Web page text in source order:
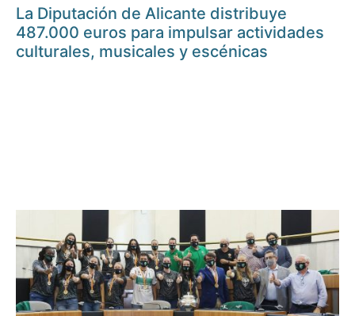
La Diputación de Alicante distribuye
487.000 euros para impulsar actividades
culturales, musicales y escénicas